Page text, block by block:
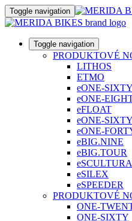
Toggle navigation
Toggle navigation
PRODUKTOVÉ
LITHOS
ETMO
eONE-
eONE-
eFLOAT
eONE-SIXTY
eONE-
eBIG.NINE
eBIG.TOUR
eSCULTURA
eSILEX
eSPEEDER
PRODUKTOVÉ
ONE-
ONE-SIXTY